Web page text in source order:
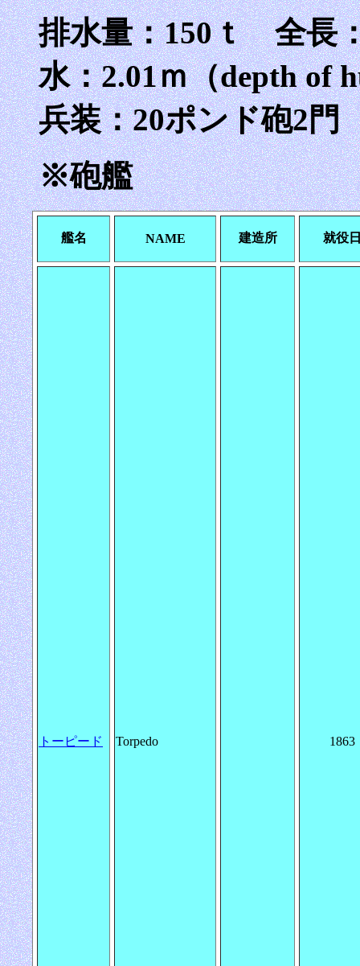
排水量：150ｔ 全長
水：2.01ｍ（depth
兵装：20ポンド砲2門
※砲艦
艦名 NAME 建造所 就役
トーピード Torpedo 1863